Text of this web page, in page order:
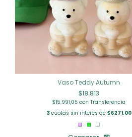
Vaso Teddy Autumn
$18.813
$15.991,05con Transferencia
3cuotas sin interés de $6271,00